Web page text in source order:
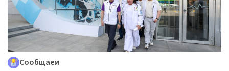
Сообщаем